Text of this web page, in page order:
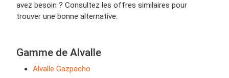
avez besoin ? Consultez les offres similaires pour
trouver une bonne alternative.
Gamme de Alvalle
Alvalle Gazpacho